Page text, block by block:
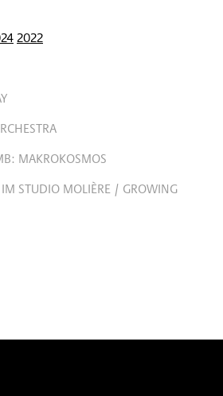
2022
MAKROKOSMOS
STUDIO MOLIÈRE / GROWING